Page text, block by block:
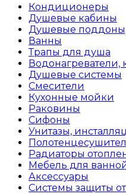
Кондиционеры
Душевые кабины
Душевые
Ванны
Трапы для душа
Водонагреватели,
Душевые системы
Смесители
Кухонные мойки
Раковины
Сифоны
Унитазы,
Радиаторы
Мебель для
Аксессуары
Системы защиты